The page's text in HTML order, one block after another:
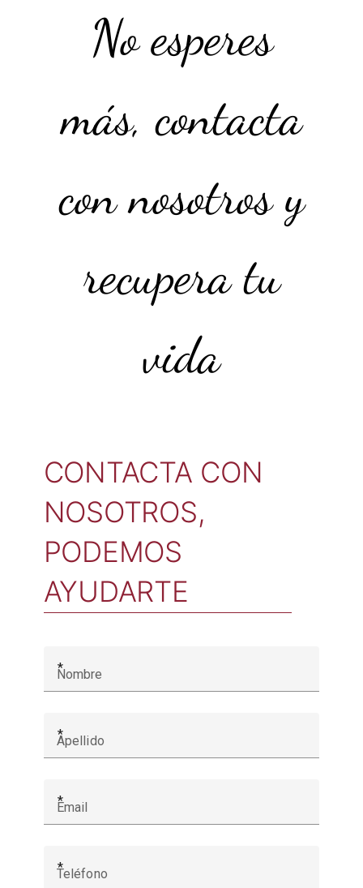
No esperes
más, contacta
con nosotros y
recupera tu
vida
CONTACTA CON
NOSOTROS,
PODEMOS
AYUDARTE